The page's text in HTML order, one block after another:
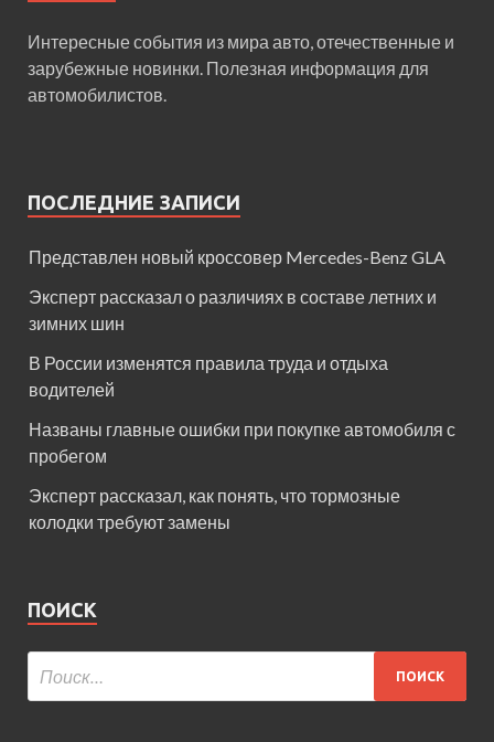
Интересные события из мира авто, отечественные и
зарубежные новинки. Полезная информация для
автомобилистов.
ПОСЛЕДНИЕ ЗАПИСИ
Представлен новый кроссовер Mercedes-Benz GLA
Эксперт рассказал о различиях в составе летних и
зимних шин
В России изменятся правила труда и отдыха
водителей
Названы главные ошибки при покупке автомобиля с
пробегом
Эксперт рассказал, как понять, что тормозные
колодки требуют замены
ПОИСК